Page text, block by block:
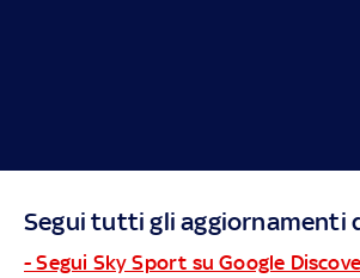
Segui tutti gli aggiornamenti
- Segui Sky Sport su Google